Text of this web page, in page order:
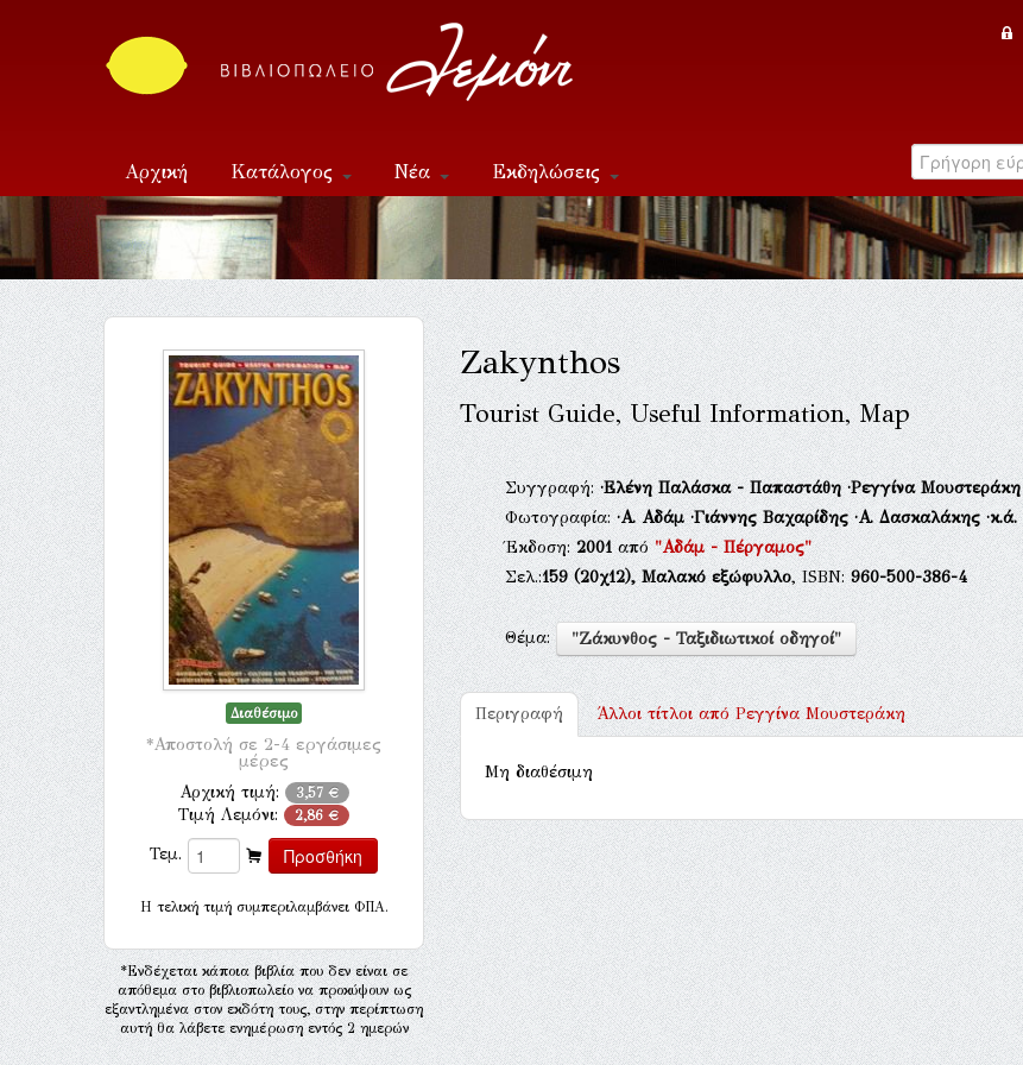
Αρχική Κατάλογος Νέα Εκδηλώσεις
Επικοινωνία
Διαθέσιμο
*Αποστολή σε 2-4 εργάσιμες
μέρες
Αρχική τιμή: 3,57 €
Τιμή Λεμόνι: 2,86 €
Τεμ.
H τελική τιμή συμπεριλαμβάνει ΦΠΑ.
*Ενδέχεται κάποια βιβλία που δεν είναι σε
απόθεμα στο βιβλιοπωλείο να προκύψουν ως
εξαντλημένα στον εκδότη τους, στην περίπτωση
αυτή θα λάβετε ενημέρωση εντός 2 ημερών
Zakynthos
Tourist Guide, Useful Information, Map
Συγγραφή:·Ελένη Παλάσκα - Παπαστάθη·Ρεγγίνα Μουστεράκη
Φωτογραφία:·Α. Αδάμ·Γιάννης Βαχαρίδης·Α. Δασκαλάκης·κ.ά.
Έκδοση:2001από"Αδάμ - Πέργαμος"
Σελ.:159(20χ12), Μαλακό εξώφυλλο, ISBN:960-500-386-4
Θέμα: "Ζάκυνθος - Ταξιδιωτικοί οδηγοί"
Περιγραφή Άλλοι τίτλοι απόΡεγγίνα Μουστεράκη
Μη διαθέσιμη